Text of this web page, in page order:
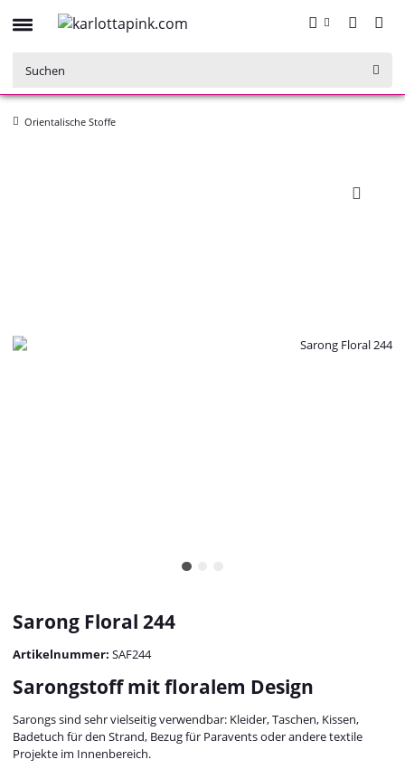
Orientalische Stoffe
Sarong Floral 244
Artikelnummer: SAF244
Sarongstoff mit floralem Design
Sarongs sind sehr vielseitig verwendbar: Kleider, Taschen, Kissen,
Badetuch für den Strand, Bezug für Paravents oder andere textile
Projekte im Innenbereich.